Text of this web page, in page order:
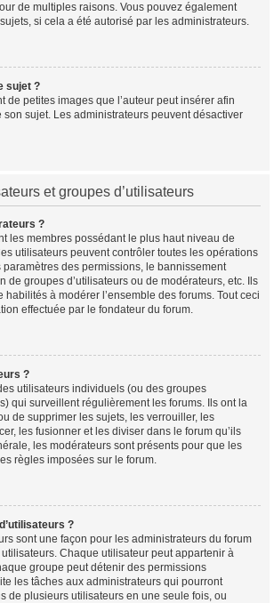
de multiples raisons. Vous pouvez également
si cela a été autorisé par les administrateurs.
sujet ?
de petites images que l’auteur peut insérer afin
son sujet. Les administrateurs peuvent désactiver
et groupes d’utilisateurs
?
les membres possédant le plus haut niveau de
utilisateurs peuvent contrôler toutes les opérations
des permissions, le bannissement
de groupes d’utilisateurs ou de modérateurs, etc. Ils
à modérer l’ensemble des forums. Tout ceci
effectuée par le fondateur du forum.
?
utilisateurs individuels (ou des groupes
qui surveillent régulièrement les forums. Ils ont la
de supprimer les sujets, les verrouiller, les
les fusionner et les diviser dans le forum qu’ils
les modérateurs sont présents pour que les
règles imposées sur le forum.
?
sont une façon pour les administrateurs du forum
Chaque utilisateur peut appartenir à
groupe peut détenir des permissions
les tâches aux administrateurs qui pourront
de plusieurs utilisateurs en une seule fois, ou